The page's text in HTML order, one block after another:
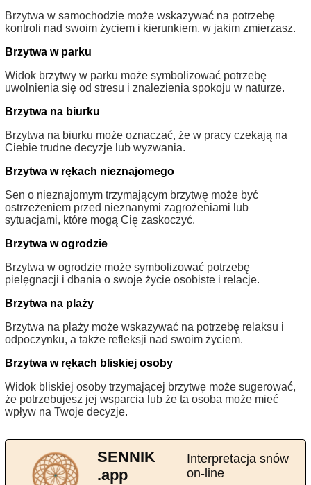
Brzytwa w samochodzie może wskazywać na potrzebę
kontroli nad swoim życiem i kierunkiem, w jakim zmierzasz.
Brzytwa w parku
Widok brzytwy w parku może symbolizować potrzebę
uwolnienia się od stresu i znalezienia spokoju w naturze.
Brzytwa na biurku
Brzytwa na biurku może oznaczać, że w pracy czekają na
Ciebie trudne decyzje lub wyzwania.
Brzytwa w rękach nieznajomego
Sen o nieznajomym trzymającym brzytwę może być
ostrzeżeniem przed nieznanymi zagrożeniami lub
sytuacjami, które mogą Cię zaskoczyć.
Brzytwa w ogrodzie
Brzytwa w ogrodzie może symbolizować potrzebę
pielęgnacji i dbania o swoje życie osobiste i relacje.
Brzytwa na plaży
Brzytwa na plaży może wskazywać na potrzebę relaksu i
odpoczynku, a także refleksji nad swoim życiem.
Brzytwa w rękach bliskiej osoby
Widok bliskiej osoby trzymającej brzytwę może sugerować,
że potrzebujesz jej wsparcia lub że ta osoba może mieć
wpływ na Twoje decyzje.
SENNIK
.app
Interpretacja snów
on-line